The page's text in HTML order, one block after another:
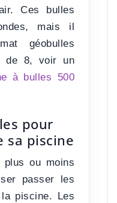
Ces bulles
mais il
géobulles
de 8, voir un
à bulles 500
pour
sa piscine
plus ou moins
passer les
piscine.
Les